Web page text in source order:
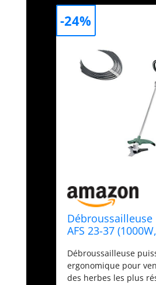
Débroussailleuse
AFS 23-37
pour Fil de Coupe,
Coupe, poignée
supplémentaire,
Débroussailleuse
ergonomique pour
des herbes les plus
-24%